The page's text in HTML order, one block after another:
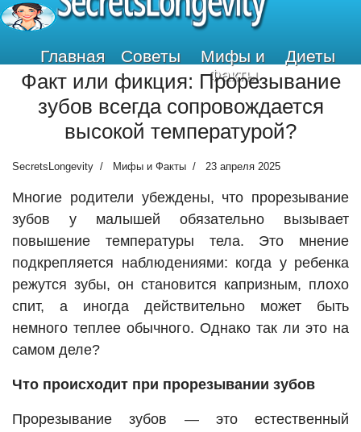
Главная Советы
Мифы и
Факты
Диеты
Факт или фикция: Прорезывание
зубов всегда сопровождается
высокой температурой?
SecretsLongevity Мифы и Факты 23 апреля 2025
Многие родители убеждены, что прорезывание
зубов у малышей обязательно вызывает
повышение температуры тела. Это мнение
подкрепляется наблюдениями: когда у ребенка
режутся зубы, он становится капризным, плохо
спит, а иногда действительно может быть
немного теплее обычного. Однако так ли это на
самом деле?
Что происходит при прорезывании зубов
Прорезывание зубов — это естественный